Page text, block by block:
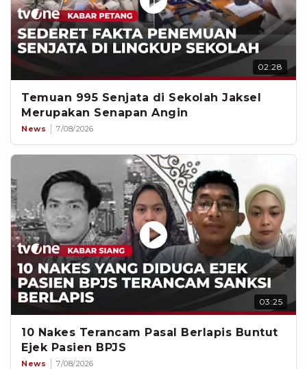
02:28
Temuan 995 Senjata di Sekolah Jaksel
Merupakan Senapan Angin
News 7/08/2026
03:25
10 Nakes Terancam Pasal Berlapis Buntut
Ejek Pasien BPJS
News 7/08/2026